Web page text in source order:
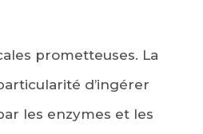
prometteuses. La
d’ingérer
les enzymes et les